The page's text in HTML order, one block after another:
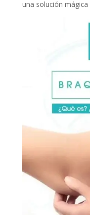
una solución